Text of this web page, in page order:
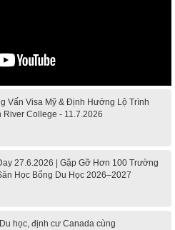
Vấn Visa Mỹ & Định Hướng Lộ Trình
River College - 11.7.2026
27.6.2026 | Gặp Gỡ Hơn 100 Trường
Học Bổng Du Học 2026–2027
học, định cư Canada cùng